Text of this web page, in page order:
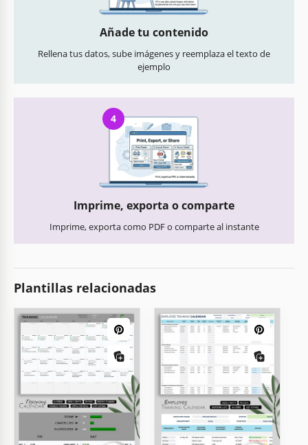
Añade tu contenido
Rellena tus datos, sube imágenes y reemplaza el texto de
ejemplo
4
Imprime, exporta o comparte
Imprime, exporta como PDF o comparte al instante
Plantillas relacionadas